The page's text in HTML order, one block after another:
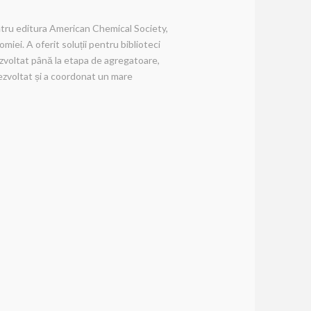
editura American Chemical Society,
A oferit soluții pentru biblioteci
până la etapa de agregatoare,
și a coordonat un mare